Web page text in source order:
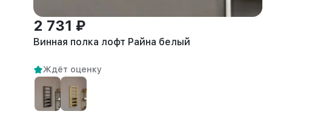
2 731 ₽
Винная полка лофт Райна белый
Ждёт оценку